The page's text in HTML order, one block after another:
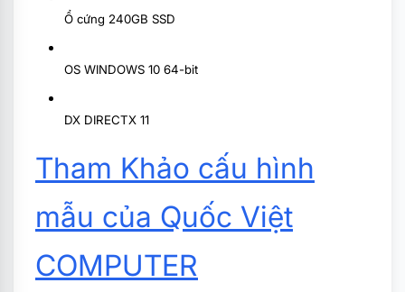
Ổ cứng 240GB SSD
OS WINDOWS 10 64-bit
DX DIRECTX 11
Tham Khảo cấu hình
mẫu của Quốc Việt
COMPUTER